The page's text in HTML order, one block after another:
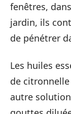
fenêtres,
jardin, ils
de pénétrer
Les huiles
de
autre